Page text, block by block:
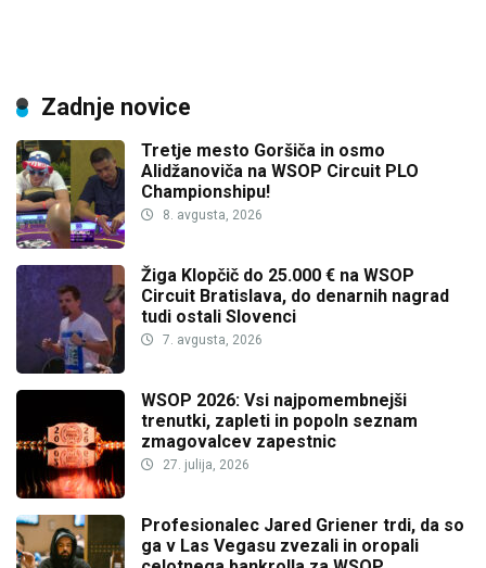
Zadnje novice
Tretje mesto Goršiča in osmo
Alidžanoviča na WSOP Circuit PLO
Championshipu!
8. avgusta, 2026
Žiga Klopčič do 25.000 € na WSOP
Circuit Bratislava, do denarnih nagrad
tudi ostali Slovenci
7. avgusta, 2026
WSOP 2026: Vsi najpomembnejši
trenutki, zapleti in popoln seznam
zmagovalcev zapestnic
27. julija, 2026
Profesionalec Jared Griener trdi, da so
ga v Las Vegasu zvezali in oropali